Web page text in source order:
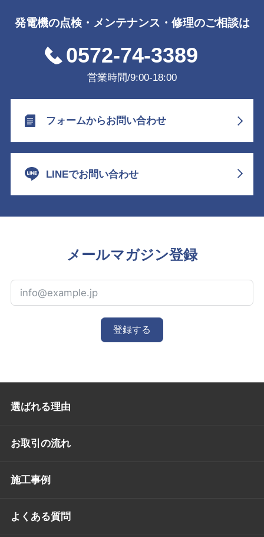
発電機の点検・メンテナンス・修理のご相談は
0572-74-3389
営業時間/9:00-18:00
フォームからお問い合わせ
LINEでお問い合わせ
メールマガジン登録
登録する
選ばれる理由
お取引の流れ
施工事例
よくある質問